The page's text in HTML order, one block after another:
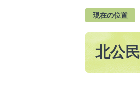
現在の位置
北公